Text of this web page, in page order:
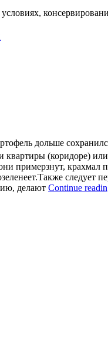
дольше
(коридоре)
примерзнут,
следует
делают Continue